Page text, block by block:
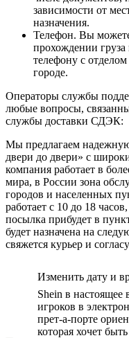
зависимости от
назначения.
Телефон. Вы
прохождении
телефону с
городе.
Операторы службы
любые вопросы,
службы доставки СДЭК:
Мы предлагаем
двери до двери» с
компания работает в
мира, в России зона
городов и населенных
работает с 10 до 18
посылка прибудет в
будет назначена на
свяжется курьер и
Изменить дату и
Shein в настоящее
игроков в
прет-а-порте
которая хочет